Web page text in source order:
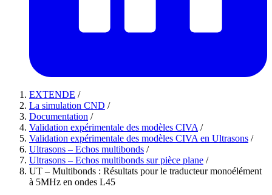
EXTENDE /
La simulation CND /
Documentation /
Validation expérimentale des modèles CIVA /
Validation expérimentale des modèles CIVA en Ultrasons /
Ultrasons – Echos multibonds /
Ultrasons – Echos multibonds sur pièce plane /
UT – Multibonds : Résultats pour le traducteur monoélément
à 5MHz en ondes L45